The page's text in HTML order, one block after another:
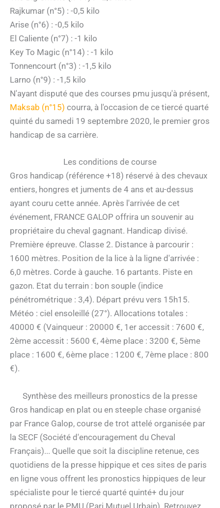
Rajkumar (n°5) : -0,5 kilo
Arise (n°6) : -0,5 kilo
El Caliente (n°7) : -1 kilo
Key To Magic (n°14) : -1 kilo
Tonnencourt (n°3) : -1,5 kilo
Larno (n°9) : -1,5 kilo
N'ayant disputé que des courses pmu jusqu'à présent,
Maksab (n°15) courra, à l'occasion de ce tiercé quarté
quinté du samedi 19 septembre 2020, le premier gros
handicap de sa carrière.
Les conditions de course
Gros handicap (référence +18) réservé à des chevaux
entiers, hongres et juments de 4 ans et au-dessus
ayant couru cette année. Après l'arrivée de cet
événement, FRANCE GALOP offrira un souvenir au
propriétaire du cheval gagnant. Handicap divisé.
Première épreuve. Classe 2. Distance à parcourir :
1600 mètres. Position de la lice à la ligne d'arrivée :
6,0 mètres. Corde à gauche. 16 partants. Piste en
gazon. Etat du terrain : bon souple (indice
pénétrométrique : 3,4). Départ prévu vers 15h15.
Météo : ciel ensoleillé (27°). Allocations totales :
40000 € (Vainqueur : 20000 €, 1er accessit : 7600 €,
2ème accessit : 5600 €, 4ème place : 3200 €, 5ème
place : 1600 €, 6ème place : 1200 €, 7ème place : 800
€).
Synthèse des meilleurs pronostics de la presse
Gros handicap en plat ou en steeple chase organisé
par France Galop, course de trot attelé organisée par
la SECF (Société d'encouragement du Cheval
Français)... Quelle que soit la discipline retenue, ces
quotidiens de la presse hippique et ces sites de paris
en ligne vous offrent les pronostics hippiques de leur
spécialiste pour le tiercé quarté quinté+ du jour
proposé par le PMU (Pari Mutuel Urbain). Retrouvez,